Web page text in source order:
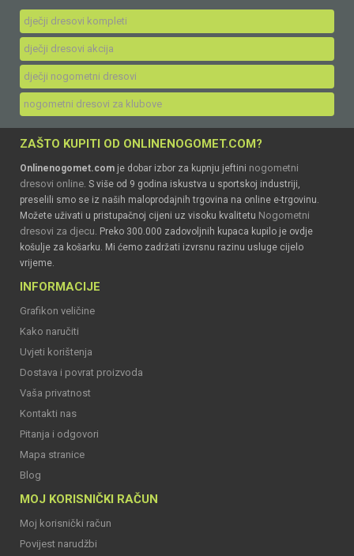
dječji dresovi kompleti
dječji dresovi akcija
dječji nogometni dresovi
nogometni dresovi za klubove
ZAŠTO KUPITI OD ONLINENOGOMET.COM?
Onlinenogomet.com je dobar izbor za kupnju jeftini nogometni
dresovi online. S više od 9 godina iskustva u sportskoj industriji,
preselili smo se iz naših maloprodajnih trgovina na online e-trgovinu.
Možete uživati u pristupačnoj cijeni uz visoku kvalitetu Nogometni
dresovi za djecu. Preko 300.000 zadovoljnih kupaca kupilo je ovdje
košulje za košarku. Mi ćemo zadržati izvrsnu razinu usluge cijelo
vrijeme.
INFORMACIJE
Grafikon veličine
Kako naručiti
Uvjeti korištenja
Dostava i povrat proizvoda
Vaša privatnost
Kontakti nas
Pitanja i odgovori
Mapa stranice
Blog
MOJ KORISNIČKI RAČUN
Moj korisnički račun
Povijest narudžbi